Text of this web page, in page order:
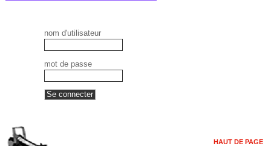
nom d'utilisateur
mot de passe
HAUT DE PAGE